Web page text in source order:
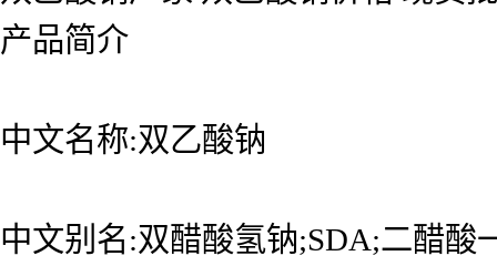
产品简介
中文名称:双乙酸钠
中文别名:双醋酸氢钠;SDA;二醋酸